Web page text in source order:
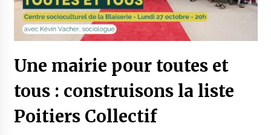
Une mairie pour toutes et
tous : construisons la liste
Poitiers Collectif